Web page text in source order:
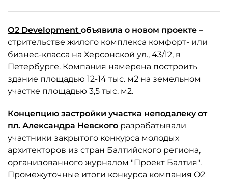
О2 Development объявила о новом проекте –
стрительстве жилого комплекса комфорт- или
бизнес-класса на Херсонской ул., 43/12, в
Петербурге. Компания намерена построить
здание площадью 12-14 тыс. м2 на земельном
участке площадью 3,5 тыс. м2.
Концепцию застройки участка неподалеку от
пл. Александра Невского разрабатывали
участники закрытого конкурса молодых
архитекторов из стран Балтийского региона,
организованного журналом "Проект Балтия".
Промежуточные итоги конкурса компания O2